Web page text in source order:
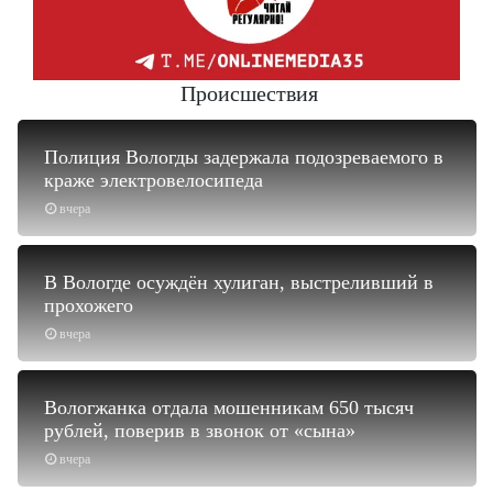
Происшествия
вчера
Полиция Вологды задержала подозреваемого в
краже электровелосипеда
вчера
В Вологде осуждён хулиган, выстреливший в
прохожего
вчера
Вологжанка отдала мошенникам 650 тысяч
рублей, поверив в звонок от «сына»